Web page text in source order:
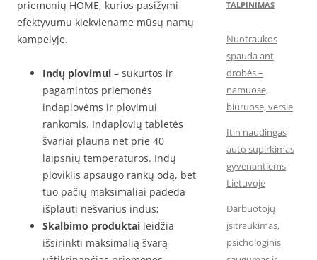
priemonių HOME, kurios pasižymi
efektyvumu kiekviename mūsų namų
kampelyje.
Indų plovimui – sukurtos ir
pagamintos priemonės
indaplovėms ir plovimui
rankomis. Indaplovių tabletės
švariai plauna net prie 40
laipsnių temperatūros. Indų
ploviklis apsaugo rankų odą, bet
tuo pačių maksimaliai padeda
išplauti nešvarius indus;
Skalbimo produktai leidžia
išsirinkti maksimalią švarą
TALPINIMAS
Nuotraukos
spauda ant
drobės –
namuose,
biuruose, versle
Itin naudingas
auto supirkimas
gyvenantiems
Lietuvoje
Darbuotojų
įsitraukimas,
psichologinis